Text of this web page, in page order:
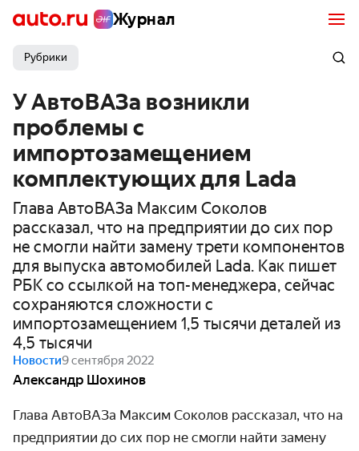
Журнал
Рубрики
У АвтоВАЗа возникли
проблемы с
импортозамещением
комплектующих для Lada
Глава АвтоВАЗа Максим Соколов
рассказал, что на предприятии до сих пор
не смогли найти замену трети компонентов
для выпуска автомобилей Lada. Как пишет
РБК со ссылкой на топ-менеджера, сейчас
сохраняются сложности с
импортозамещением 1,5 тысячи деталей из
4,5 тысячи
Новости9 сентября 2022
Александр Шохинов
Глава АвтоВАЗа Максим Соколов рассказал, что на
предприятии до сих пор не смогли найти замену